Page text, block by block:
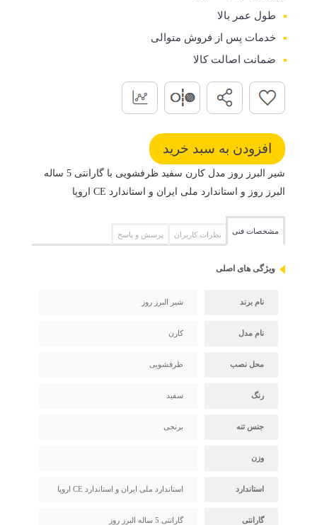
طول عمر بالا
خدمات پس از فروش متوالی
ضمانت اصالت کالا
شیر البرز روز مدل کارن سفید ظرفشویی با گارانتی 5 ساله
البرز روز و استاندارد ملی ایران و استاندارد CE اروپا
مشخصات فنی نظرات کاربران پرسش و پاسخ
ویژگی های اصلی
نام برند شیر البرز روز
نام مدل کارن
محل نصب ظرفشویی
رنگ سفید
جنس تنه برنجی
وزن
استاندارد استاندارد ملی ایران و استاندارد CE اروپا
گارانتی گارانتی 5 ساله البرز روز